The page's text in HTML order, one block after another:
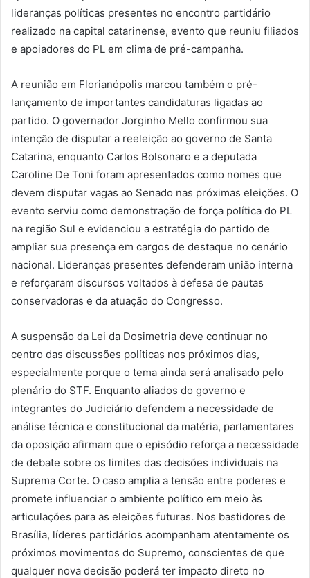
lideranças políticas presentes no encontro partidário
realizado na capital catarinense, evento que reuniu filiados
e apoiadores do PL em clima de pré-campanha.
A reunião em Florianópolis marcou também o pré-
lançamento de importantes candidaturas ligadas ao
partido. O governador Jorginho Mello confirmou sua
intenção de disputar a reeleição ao governo de Santa
Catarina, enquanto Carlos Bolsonaro e a deputada
Caroline De Toni foram apresentados como nomes que
devem disputar vagas ao Senado nas próximas eleições. O
evento serviu como demonstração de força política do PL
na região Sul e evidenciou a estratégia do partido de
ampliar sua presença em cargos de destaque no cenário
nacional. Lideranças presentes defenderam união interna
e reforçaram discursos voltados à defesa de pautas
conservadoras e da atuação do Congresso.
A suspensão da Lei da Dosimetria deve continuar no
centro das discussões políticas nos próximos dias,
especialmente porque o tema ainda será analisado pelo
plenário do STF. Enquanto aliados do governo e
integrantes do Judiciário defendem a necessidade de
análise técnica e constitucional da matéria, parlamentares
da oposição afirmam que o episódio reforça a necessidade
de debate sobre os limites das decisões individuais na
Suprema Corte. O caso amplia a tensão entre poderes e
promete influenciar o ambiente político em meio às
articulações para as eleições futuras. Nos bastidores de
Brasília, líderes partidários acompanham atentamente os
próximos movimentos do Supremo, conscientes de que
qualquer nova decisão poderá ter impacto direto no